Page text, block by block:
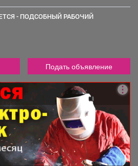
- ПОДСОБНЫЙ РАБОЧИЙ
Подать объявление